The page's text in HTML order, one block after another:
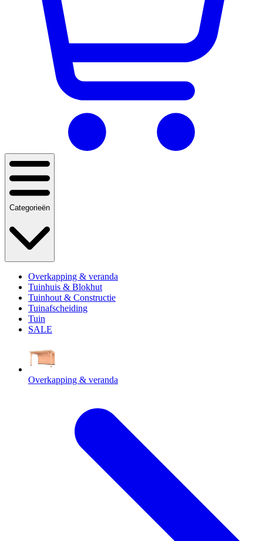
Categorieën
Overkapping & veranda
Tuinhuis & Blokhut
Tuinhout & Constructie
Tuinafscheiding
Tuin
SALE
Overkapping & veranda